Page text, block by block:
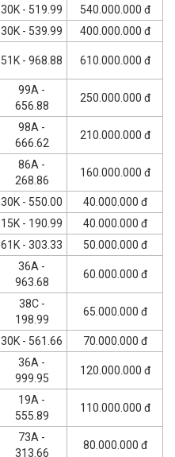
30K - 519.99
540.000.000 đ
30K - 539.99
400.000.000 đ
51K - 968.88 610.000.000 đ
99A -
656.88
250.000.000 đ
98A -
666.62
210.000.000 đ
86A -
268.86
160.000.000 đ
30K - 550.00
40.000.000 đ
15K - 190.99
40.000.000 đ
61K - 303.33 50.000.000 đ
36A -
963.68
60.000.000 đ
38C -
198.99
65.000.000 đ
30K - 561.66 70.000.000 đ
36A -
999.95
120.000.000 đ
19A -
555.89
110.000.000 đ
73A -
313.66
80.000.000 đ